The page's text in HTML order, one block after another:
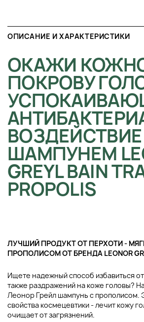
ОПИСАНИЕ И ХАРАКТЕРИСТИКИ
ОКАЖИ
ПОКРОВУ
ШАМПУНЕМ
GREYL BAIN
PROPOLIS
ЛУЧШИЙ ПРОДУКТ ОТ ПЕРХОТИ -
ПРОПОЛИСОМ ОТ БРЕНДА LEONOR
Ищете надежный способ избавиться
также раздражений на коже головы?
Леонор Грейл шампунь с прополисом.
свойства космецевтики - лечит кожу
очищает от загрязнений.